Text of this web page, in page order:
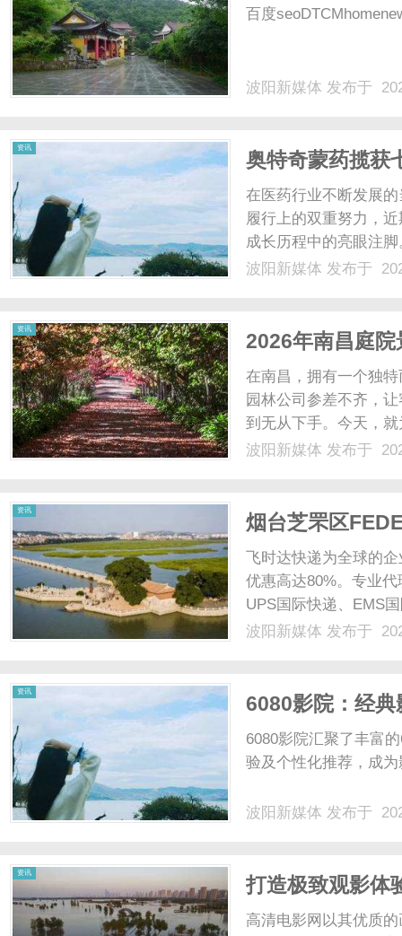
百度
波阳新媒体 发布于
资讯
奥特奇蒙药揽获
在医药行业不断发展
履行上的双重努力，
成长历程中的亮眼注
牌凭借深厚底蕴与良
波阳新媒体 发布于
资讯
2026年南昌庭
出新高度！
在南昌，拥有一个独
园林公司参差不齐，
到无从下手。今天，
林有限公司，它能为
波阳新媒体 发布于
资讯
烟台‌芝罘区
五金零部件空运
飞时达快递为全球的
优惠高达80%。专业
UPS国际快递、EMS
业务。烟台芝罘区
波阳新媒体 发布于
资讯
6080影院：经
6080影院汇聚了丰富
验及个性化推荐，成
波阳新媒体 发布于
资讯
打造极致观影体
趋势
高清电影网以其优质